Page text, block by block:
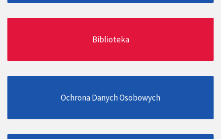
Biblioteka
Ochrona Danych Osobowych